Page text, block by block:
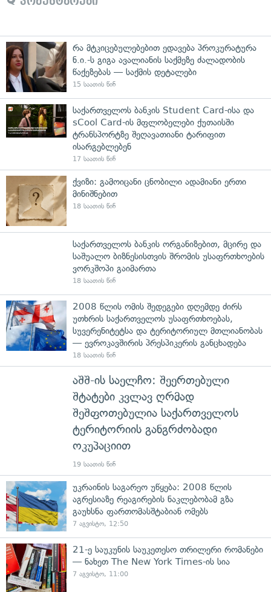
რა მტკიცებულებებით ედავება პროკურატურა
ნ.ი.-ს გიგა ავალიანის საქმეზე ძალადობის
წაქეზებას — საქმის დეტალები
15 საათის წინ
საქართველოს ბანკის Student Card-ისა და
sCool Card-ის მფლობელები ქუთაისში
ტრანსპორტზე შეღავათიანი ტარიფით
ისარგებლებენ
17 საათის წინ
ქვიზი: გამოიცანი ცნობილი ადამიანი ერთი
მინიშნებით
18 საათის წინ
საქართველოს ბანკის ორგანიზებით, მცირე და
საშუალო ბიზნესისთვის შრომის უსაფრთხოების
ვორკშოპი გაიმართა
18 საათის წინ
2008 წლის ომის შედეგები დღემდე ძირს
უთხრის საქართველოს უსაფრთხოებას,
სუვერენიტეტსა და ტერიტორიულ მთლიანობას
— ევროკავშირის პრესპიკერის განცხადება
18 საათის წინ
აშშ-ის საელჩო: შეერთებული
შტატები კვლავ ღრმად
შეშფოთებულია საქართველოს
ტერიტორიის განგრძობადი
ოკუპაციით
19 საათის წინ
უკრაინის საგარეო უწყება: 2008 წლის
აგრესიაზე რეაგირების ნაკლებობამ გზა
გაუხსნა ფართომასშტაბიან ომებს
7 აგვისტო, 12:50
21-ე საუკუნის საუკეთესო თრილერი რომანები
— ნახეთ The New York Times-ის სია
7 აგვისტო, 11:00